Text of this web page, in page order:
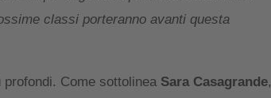
classi porteranno avanti questa
Come sottolinea Sara Casagrande,